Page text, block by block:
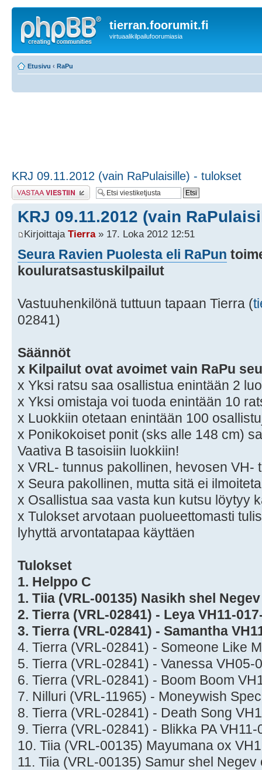
tierran.foorumit.fi
virtuaalikilpailufoorumiasia
Etusivu ‹ RaPu
KRJ 09.11.2012 (vain RaPulaisille) - tulokset
Lähetä vastaus
KRJ 09.11.2012 (vain
Kirjoittaja Tierra» 17. Loka 2012 12:51
Seura Ravien Puolesta eli RaPun
kouluratsastuskilpailut
Vastuuhenkilönä tuttuun tapaan Tierra (
02841)
Säännöt
x Kilpailut ovat avoimet vain RaPu
x Yksi ratsu saa osallistua enintään 2
x Yksi omistaja voi tuoda enintään 10
x Luokkiin otetaan enintään 100
x Ponikokoiset ponit (sks alle 148 cm)
Vaativa B tasoisiin luokkiin!
x VRL- tunnus pakollinen, hevosen VH-
x Seura pakollinen, mutta sitä ei
x Osallistua saa vasta kun kutsu löytyy
x Tulokset arvotaan puolueettomasti
lyhyttä arvontatapaa käyttäen
Tulokset
1. Helppo C
1. Tiia (VRL-00135) Nasikh shel
2. Tierra (VRL-02841) - Leya VH11-
3. Tierra (VRL-02841) - Samantha
4. Tierra (VRL-02841) - Someone Like
5. Tierra (VRL-02841) - Vanessa VH05-
6. Tierra (VRL-02841) - Boom Boom
7. Nilluri (VRL-11965) - Moneywish
8. Tierra (VRL-02841) - Death Song
9. Tierra (VRL-02841) - Blikka PA
10. Tiia (VRL-00135) Mayumana ox
11. Tiia (VRL-00135) Samur shel